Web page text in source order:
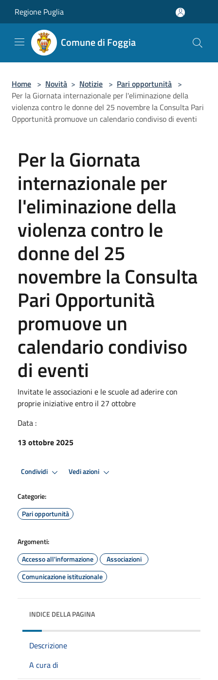
Regione Puglia
Comune di Foggia
Home > Novità > Notizie > Pari opportunità >
Per la Giornata internazionale per l'eliminazione della
violenza contro le donne del 25 novembre la Consulta Pari
Opportunità promuove un calendario condiviso di eventi
Per la Giornata
internazionale per
l'eliminazione della
violenza contro le
donne del 25
novembre la Consulta
Pari Opportunità
promuove un
calendario condiviso
di eventi
Invitate le associazioni e le scuole ad aderire con
proprie iniziative entro il 27 ottobre
Data :
13 ottobre 2025
Condividi Vedi azioni
Categorie:
Pari opportunità
Argomenti:
Accesso all'informazione
Associazioni
Comunicazione istituzionale
INDICE DELLA PAGINA
Descrizione
A cura di